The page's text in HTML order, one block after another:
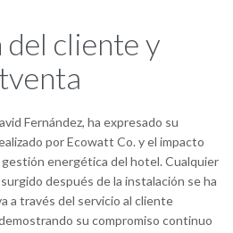
cliente y
Fernández, ha expresado su
por Ecowatt Co. y el impacto
energética del hotel. Cualquier
después de la instalación se ha
a través del servicio al cliente
su compromiso continuo